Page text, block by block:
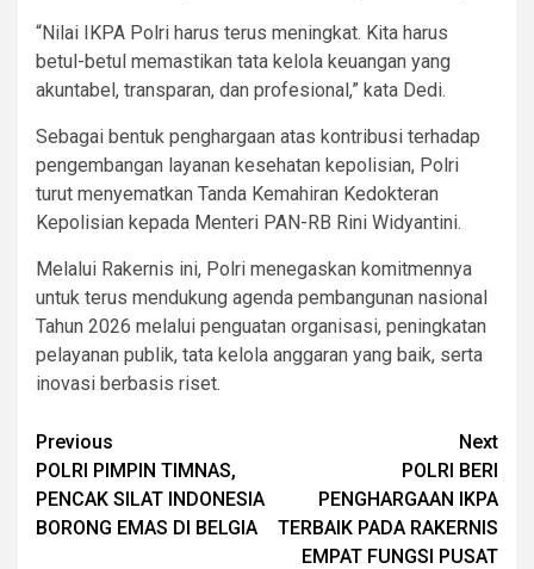
“Nilai IKPA Polri harus terus meningkat. Kita harus
betul-betul memastikan tata kelola keuangan yang
akuntabel, transparan, dan profesional,” kata Dedi.
Sebagai bentuk penghargaan atas kontribusi terhadap
pengembangan layanan kesehatan kepolisian, Polri
turut menyematkan Tanda Kemahiran Kedokteran
Kepolisian kepada Menteri PAN-RB Rini Widyantini.
Melalui Rakernis ini, Polri menegaskan komitmennya
untuk terus mendukung agenda pembangunan nasional
Tahun 2026 melalui penguatan organisasi, peningkatan
pelayanan publik, tata kelola anggaran yang baik, serta
inovasi berbasis riset.
Post
navigation
Previous
POLRI PIMPIN TIMNAS,
PENCAK SILAT INDONESIA
BORONG EMAS DI BELGIA
Next
POLRI BERI
PENGHARGAAN IKPA
TERBAIK PADA RAKERNIS
EMPAT FUNGSI PUSAT